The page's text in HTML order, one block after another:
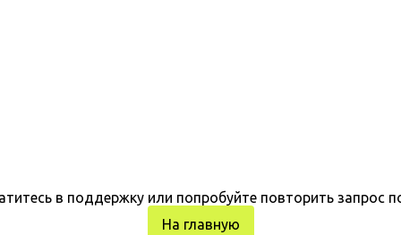
в поддержку или попробуйте повторить запрос
На главную